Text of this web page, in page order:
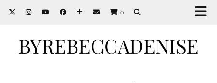
0
BYREBECCADENISE